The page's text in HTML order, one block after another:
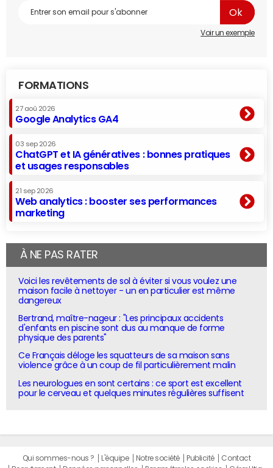
Voir un exemple
FORMATIONS
27 aoû 2026
Google Analytics GA4
03 sep 2026
ChatGPT et IA génératives : bonnes pratiques
et usages responsables
21 sep 2026
Web analytics : booster ses performances
marketing
À NE PAS RATER
Voici les revêtements de sol à éviter si vous voulez une
maison facile à nettoyer - un en particulier est même
dangereux
Bertrand, maître-nageur : "Les principaux accidents
d'enfants en piscine sont dus au manque de forme
physique des parents"
Ce Français déloge les squatteurs de sa maison sans
violence grâce à un coup de fil particulièrement malin
Les neurologues en sont certains : ce sport est excellent
pour le cerveau et quelques minutes régulières suffisent
Qui sommes-nous ? L'équipe Notre société Publicité
Contact